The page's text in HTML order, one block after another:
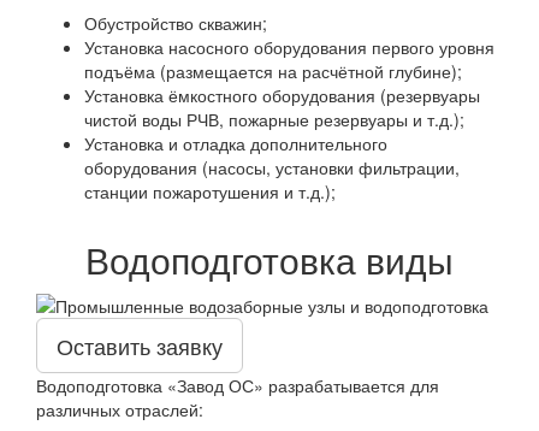
Обустройство скважин;
Установка насосного оборудования первого уровня
подъёма (размещается на расчётной глубине);
Установка ёмкостного оборудования (резервуары
чистой воды РЧВ, пожарные резервуары и т.д.);
Установка и отладка дополнительного
оборудования (насосы, установки фильтрации,
станции пожаротушения и т.д.);
Водоподготовка виды
Оставить заявку
Водоподготовка «Завод ОС» разрабатывается для
различных отраслей: